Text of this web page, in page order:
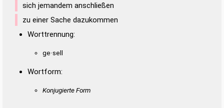
sich jemandem anschließen
zu einer Sache dazukommen
Worttrennung:
ge·sell
Wortform:
Konjugierte Form